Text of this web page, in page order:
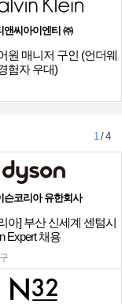
앤씨아이엔티 ㈜
원 매니저 구인 (언더웨
험자 우대)
1/ 4
슨코리아 유한회사
아] 부산 신세계 센텀시
Expert 채용